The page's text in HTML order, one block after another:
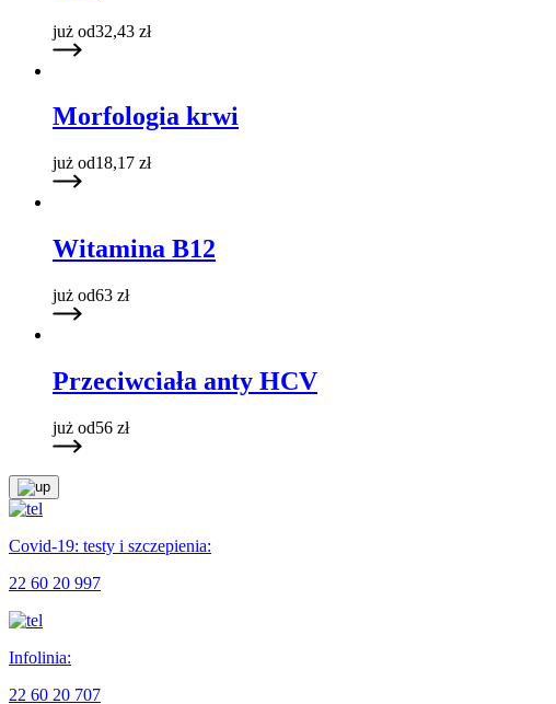
już od32,43 zł
Morfologia krwi
już od18,17 zł
Witamina B12
już od63 zł
Przeciwciała anty HCV
już od56 zł
Covid-19: testy i szczepienia:
22 60 20 997
Infolinia:
22 60 20 707